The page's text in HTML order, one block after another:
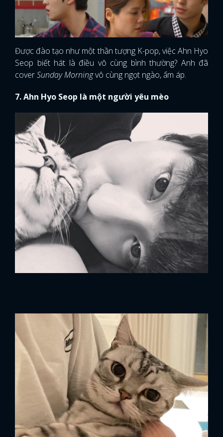
FACEBOOK GOOGLE
Được đào tạo như một thần tượng K-pop, việc Ahn Hyo
Seop biết hát là điều vô cùng bình thường? Anh đã
coverSunday Morningvô cùng ngọt ngào, ấm áp.
7. Ahn Hyo Seop là một người yêu mèo